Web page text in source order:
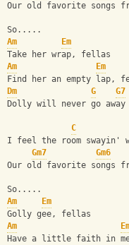
Our old favorite songs
So.....
Am
Em
Take her wrap, fellas
Am
Em
Find her an empty lap,
Dm
G
G7
Dolly will never go away
C
I feel the room swayin'
Gm7
Gm6
Our old favorite songs
So.....
Am
Em
Golly gee, fellas
Am
Have a little faith in